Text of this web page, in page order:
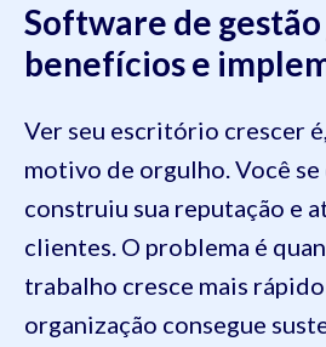
Software de
benefícios e
Ver seu escritório crescer
motivo de orgulho. Você
construiu sua reputação e
clientes. O problema é
trabalho cresce mais
organização consegue